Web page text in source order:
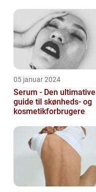
05 januar 2024
Serum - Den ultimative
guide til skønheds- og
kosmetikforbrugere